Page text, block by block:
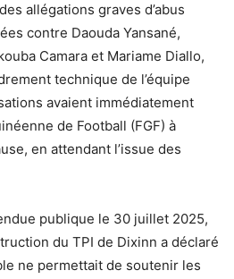
allégations graves d’abus
contre Daouda Yansané,
Camara et Mariame Diallo,
technique de l’équipe
avaient immédiatement
de Football (FGF) à
en attendant l’issue des
publique le 30 juillet 2025,
du TPI de Dixinn a déclaré
ne permettait de soutenir les